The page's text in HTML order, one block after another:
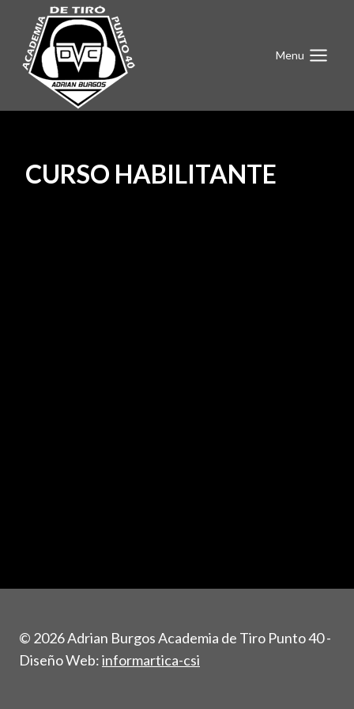
contenido
Menu
CURSO HABILITANTE
© 2026 Adrian Burgos Academia de Tiro Punto 40 -
Diseño Web:informartica-csi